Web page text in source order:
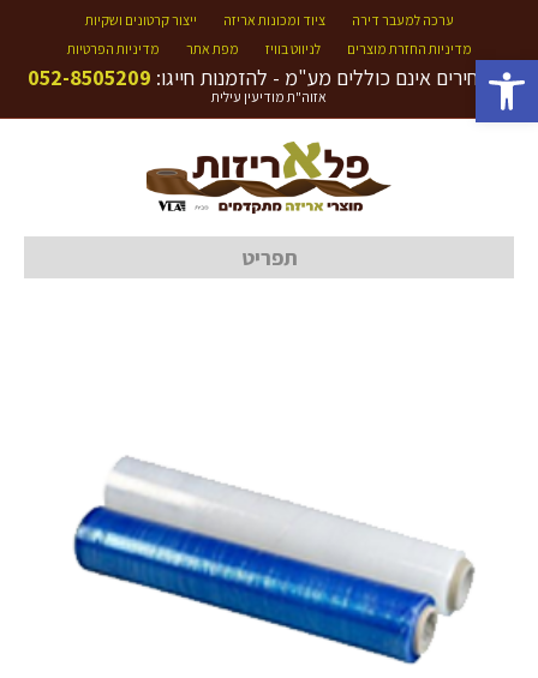
פתח סרגל נגישות
ערכה למעבר דירה ציוד ומכונות אריזה
ייצור קרטונים ושקיות
מדיניות החזרת מוצרים
לניווט בוויז מפת אתר מדיניות הפרטיות
המחירים אינם כוללים מע"מ - להזמנות חייגו: 052-8505209
אזוה"ת מודיעין עילית
תפריט